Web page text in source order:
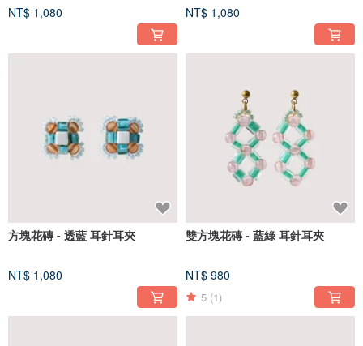
NT$ 1,080 NT$ 1,080
方塊花磚 - 透藍 耳針耳夾
NT$ 1,080
雙方塊花磚 - 藍綠 耳針耳夾
NT$ 980
5 (1)